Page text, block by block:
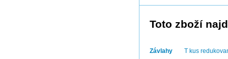
Toto zboží
Závlahy
T kus